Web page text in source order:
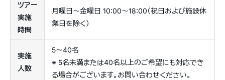
ツアー
実施
時間
月曜日〜金曜日 10:00〜18:00（祝日および施設休
業日を除く）
実施
人数
5〜40名
※ 5名未満または40名以上のご希望にも対応でき
る場合がございます。お問い合わせください。